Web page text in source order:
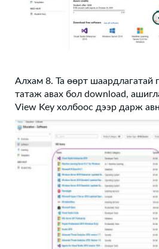
Алхам 8. Та өөрт шаардлагатай
татаж авах бол download,
View Key холбоос дээр дарж